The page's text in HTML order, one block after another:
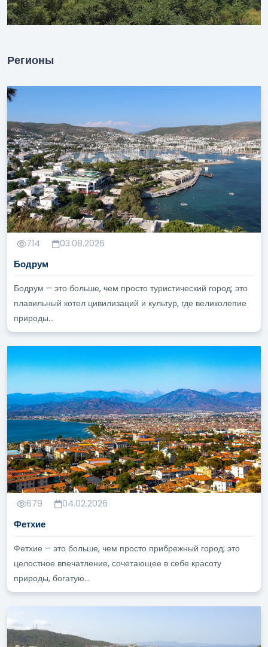
Регионы
714 03.08.2026
Бодрум
Бодрум – это больше, чем просто туристический город; это
плавильный котел цивилизаций и культур, где великолепие
природы...
679 04.02.2026
Фетхие
Фетхие – это больше, чем просто прибрежный город; это
целостное впечатление, сочетающее в себе красоту
природы, богатую...